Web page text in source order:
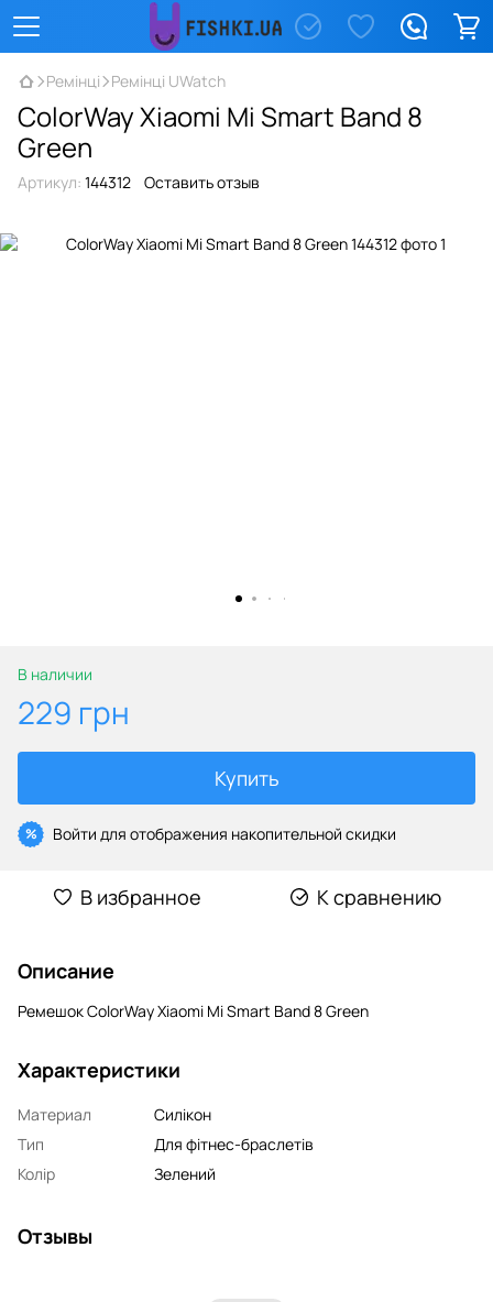
Ремінці Ремінці UWatch
ColorWay Xiaomi Mi Smart Band 8
Green
Артикул: 144312 Оставить отзыв
В наличии
229 грн
Купить
% Войти для отображения накопительной скидки
В избранное К сравнению
Описание
Ремешок ColorWay Xiaomi Mi Smart Band 8 Green
Характеристики
Материал
Силікон
Тип
Для фітнес-браслетів
Колір
Зелений
Отзывы